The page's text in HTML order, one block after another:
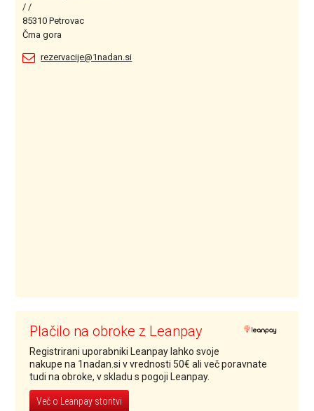
/ /
85310 Petrovac
Črna gora
rezervacije@1nadan.si
Plačilo na obroke z Leanpay
Registrirani uporabniki Leanpay lahko svoje
nakupe na 1nadan.si v vrednosti 50€ ali več poravnate
tudi na obroke, v skladu s pogoji Leanpay.
Več o Leanpay storitvi